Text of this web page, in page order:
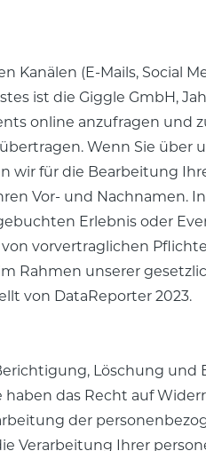
Kanälen (E-Mails, Social
ist die Giggle GmbH,
online anzufragen
Wenn Sie
wir für die Bearbeitung
Vor- und Nachnamen.
Erlebnis oder
vorvertraglichen
Rahmen unserer
von DataReporter 2023.
Löschung
das Recht auf
der
Verarbeitung Ihrer